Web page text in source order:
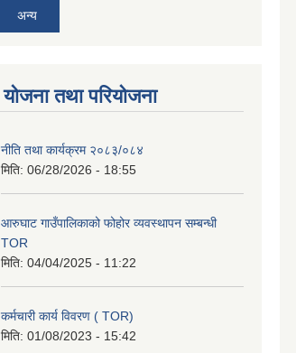
अन्य
योजना तथा परियोजना
नीति तथा कार्यक्रम २०८३/०८४
मिति: 06/28/2026 - 18:55
आरुघाट गाउँपालिकाको फोहोर व्यवस्थापन सम्बन्धी
TOR
मिति: 04/04/2025 - 11:22
कर्मचारी कार्य विवरण ( TOR)
मिति: 01/08/2023 - 15:42